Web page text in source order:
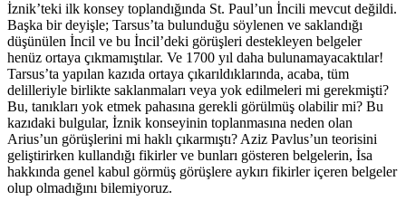
İznik’teki ilk konsey toplandığında St. Paul’un İncili mevcut değildi.
Başka bir deyişle; Tarsus’ta bulunduğu söylenen ve saklandığı
düşünülen İncil ve bu İncil’deki görüşleri destekleyen belgeler
henüz ortaya çıkmamıştılar. Ve 1700 yıl daha bulunamayacaktılar!
Tarsus’ta yapılan kazıda ortaya çıkarıldıklarında, acaba, tüm
delilleriyle birlikte saklanmaları veya yok edilmeleri mi gerekmişti?
Bu, tanıkları yok etmek pahasına gerekli görülmüş olabilir mi? Bu
kazıdaki bulgular, İznik konseyinin toplanmasına neden olan
Arius’un görüşlerini mi haklı çıkarmıştı? Aziz Pavlus’un teorisini
geliştirirken kullandığı fikirler ve bunları gösteren belgelerin, İsa
hakkında genel kabul görmüş görüşlere aykırı fikirler içeren belgeler
olup olmadığını bilemiyoruz.